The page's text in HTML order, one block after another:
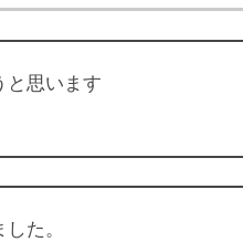
と思います
た。